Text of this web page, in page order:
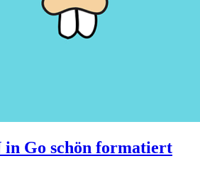
in Go schön formatiert